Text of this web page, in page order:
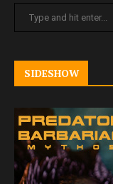
SIDESHOW